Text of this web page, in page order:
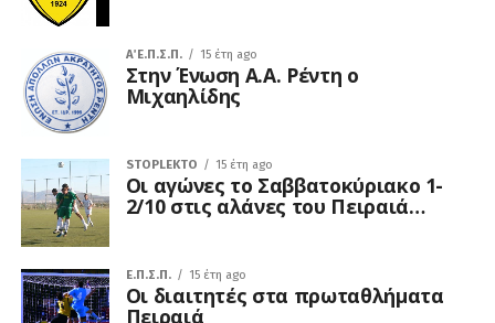
Α΄ Ε.Π.Σ.Π. 15 έτη ago
Στην Ένωση Α.Α. Ρέντη ο
Μιχαηλίδης
STOPLEKTO 15 έτη ago
Οι αγώνες το Σαββατοκύριακο 1-
2/10 στις αλάνες του Πειραιά…
Ε.Π.Σ.Π. 15 έτη ago
Οι διαιτητές στα πρωταθλήματα
Πειραιά